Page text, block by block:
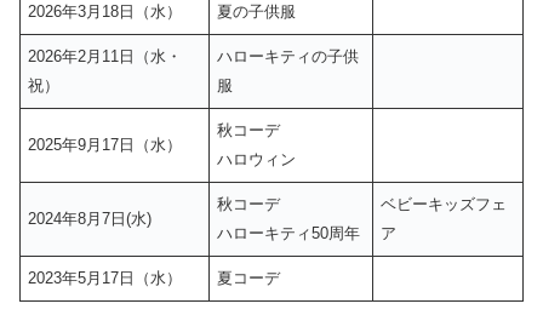
2026年3月18日（水） 夏の子供服
2026年2月11日（水・
祝）
ハローキティの子供
服
2025年9月17日（水）
秋コーデ
ハロウィン
2024年8月7日(水)
秋コーデ
ハローキティ50周年
ベビーキッズフェ
ア
2023年5月17日（水） 夏コーデ